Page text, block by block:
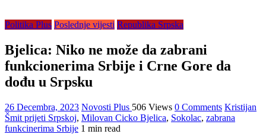
Politika Plus Poslednje vijesti Republika Srpska
Bjelica: Niko ne može da zabrani
funkcionerima Srbije i Crne Gore da
dođu u Srpsku
26 Decembra, 2023 Novosti Plus 506 Views 0 Comments Kristijan
Šmit prijeti Srpskoj, Milovan Cicko Bjelica, Sokolac, zabrana
funkcinerima Srbije 1 min read